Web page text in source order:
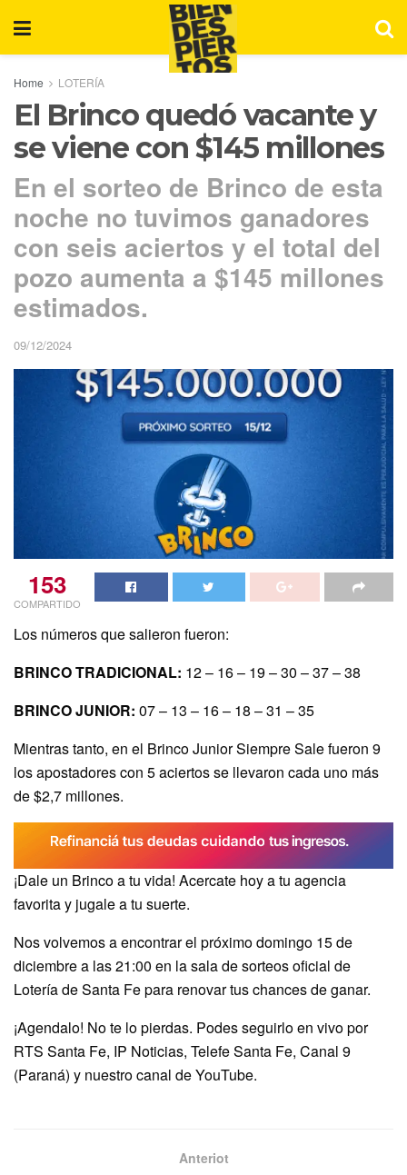
Home LOTERÍA
El Brinco quedó vacante y
se viene con $145 millones
En el sorteo de Brinco de esta
noche no tuvimos ganadores
con seis aciertos y el total del
pozo aumenta a $145 millones
estimados.
09/12/2024
153
COMPARTIDO
Los números que salieron fueron:
BRINCO TRADICIONAL: 12 – 16 – 19 – 30 – 37 – 38
BRINCO JUNIOR: 07 – 13 – 16 – 18 – 31 – 35
Mientras tanto, en el Brinco Junior Siempre Sale fueron 9
los apostadores con 5 aciertos se llevaron cada uno más
de $2,7 millones.
¡Dale un Brinco a tu vida! Acercate hoy a tu agencia
favorita y jugale a tu suerte.
Nos volvemos a encontrar el próximo domingo 15 de
diciembre a las 21:00 en la sala de sorteos oficial de
Lotería de Santa Fe para renovar tus chances de ganar.
¡Agendalo! No te lo pierdas. Podes seguirlo en vivo por
RTS Santa Fe, IP Noticias, Telefe Santa Fe, Canal 9
(Paraná) y nuestro canal de YouTube.
Anteriot